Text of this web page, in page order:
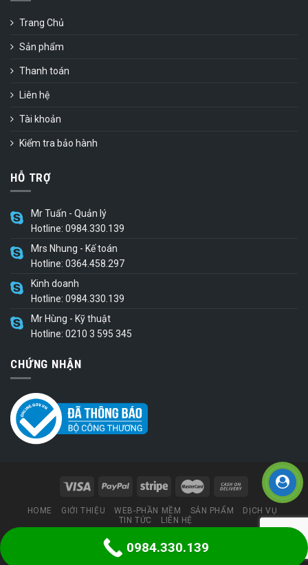
Trang Chủ
Sản phẩm
Thanh toán
Liên hệ
Tài khoản
Kiểm tra bảo hành
HỖ TRỢ
Mr Tuấn - Quản lý
Hotline: 0984.330.139
Mrs Nhung - Kế toán
Hotline: 0364.458.297
Kinh doanh
Hotline: 0984.330.139
Mr Hùng - Kỹ thuật
Hotline: 0210 3 595 345
CHỨNG NHẬN
HOME GIỚI THIỆU WEB-PHẦN MỀM SẢN PHẨM
DỊCH VỤ
TIN TỨC
LIÊN HỆ
Thiết kế webbởi congnghesohungvuong.com
0984.330.139